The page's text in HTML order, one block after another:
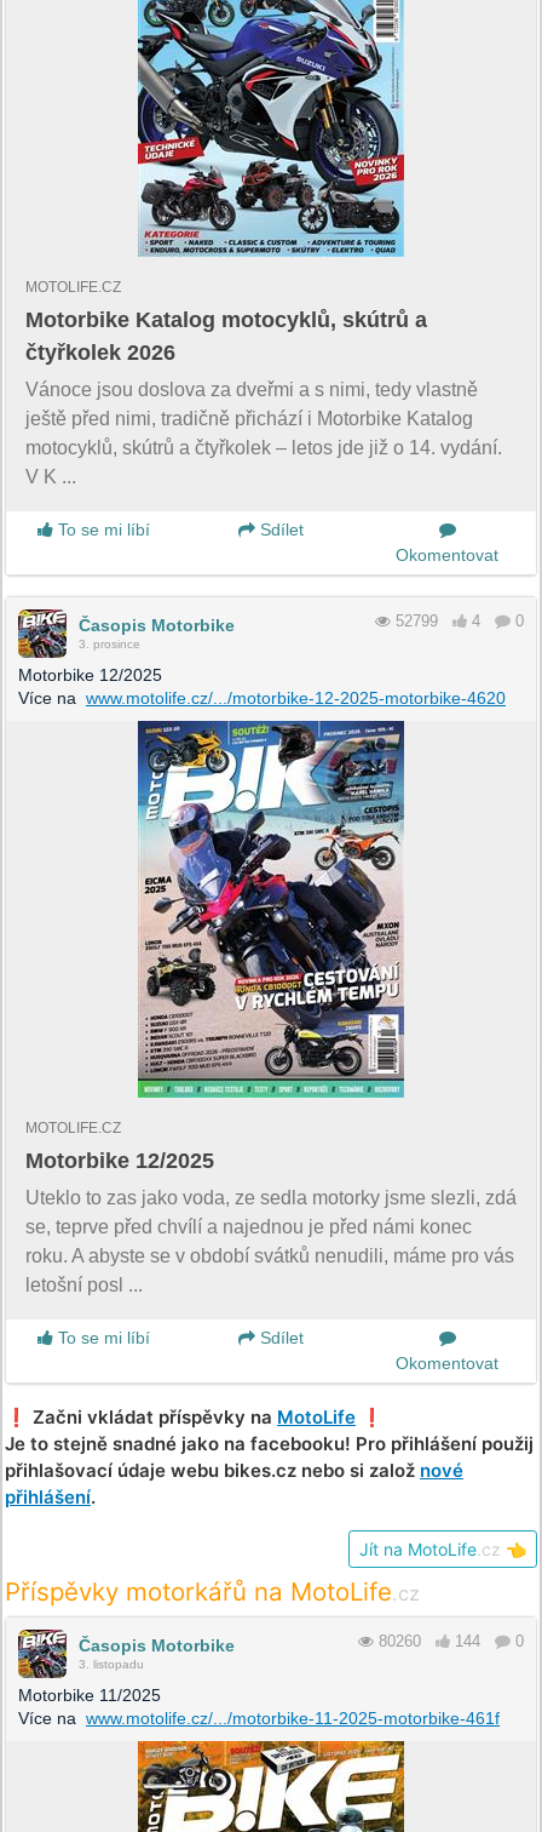
MOTOLIFE.CZ
Motorbike Katalog motocyklů, skútrů a
čtyřkolek 2026
Vánoce jsou doslova za dveřmi a s nimi, tedy vlastně
ještě před nimi, tradičně přichází i Motorbike Katalog
motocyklů, skútrů a čtyřkolek – letos jde již o 14. vydání.
V K ...
To se mi líbí
Sdílet
Okomentovat
Časopis Motorbike
3. prosince
52799 4 0
Motorbike 12/2025
Více na www.motolife.cz/.../motorbike-12-2025-motorbike-4620
MOTOLIFE.CZ
Motorbike 12/2025
Uteklo to zas jako voda, ze sedla motorky jsme slezli, zdá
se, teprve před chvílí a najednou je před námi konec
roku. A abyste se v období svátků nenudili, máme pro vás
letošní posl ...
To se mi líbí
Sdílet
Okomentovat
❗️ Začni vkládat příspěvky na MotoLife ❗️
Je to stejně snadné jako na facebooku! Pro přihlášení použij
přihlašovací údaje webu bikes.cz nebo si založ nové
přihlášení.
Jít na MotoLife .cz 👈
Příspěvky motorkářů na MotoLife.cz
Časopis Motorbike
3. listopadu
80260 144 0
Motorbike 11/2025
Více na www.motolife.cz/.../motorbike-11-2025-motorbike-461f